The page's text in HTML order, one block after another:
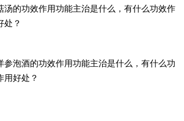
汤的功效作用功能主治是什么，有什么功效作
处？
参泡酒的功效作用功能主治是什么，有什么功
用好处？